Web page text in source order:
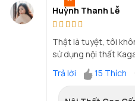
Huỳnh Thanh Lễ
Thật là tuyệt, tôi
sử dụng nội thất
Trả lời
15 Thích